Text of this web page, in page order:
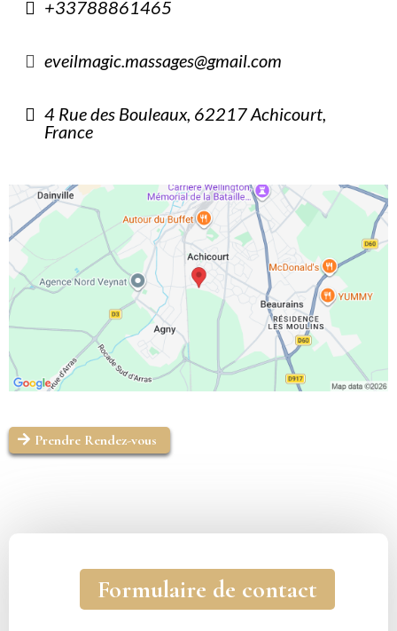
+33788861465
eveilmagic.massages@gmail.com
4 Rue des Bouleaux, 62217 Achicourt,
France
Prendre Rendez-vous
Formulaire de contact